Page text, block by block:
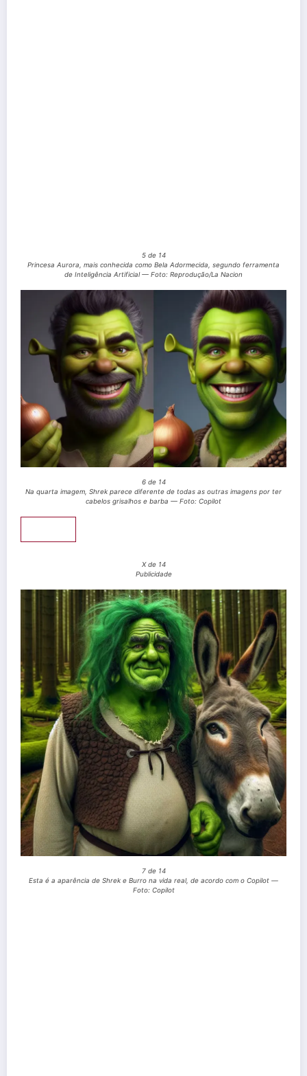
5 de 14
Princesa Aurora, mais conhecida como Bela Adormecida, segundo ferramenta
de Inteligência Artificial — Foto: Reprodução/La Nacion
6 de 14
Na quarta imagem, Shrek parece diferente de todas as outras imagens por ter
cabelos grisalhos e barba — Foto: Copilot
X de 14
Publicidade
7 de 14
Esta é a aparência de Shrek e Burro na vida real, de acordo com o Copilot —
Foto: Copilot